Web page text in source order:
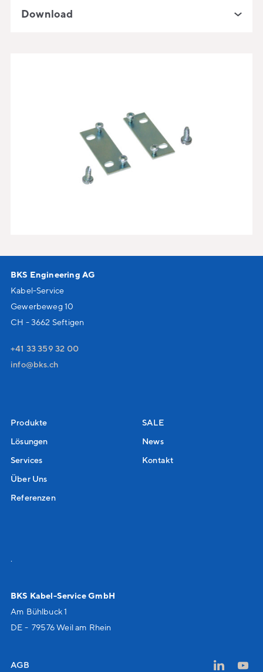
Download
BKS Engineering AG
Kabel-Service
Gewerbeweg 10
CH - 3662 Seftigen
+41 33 359 32 00
nf
bks ch
Produkte
Lösungen
Services
Über Uns
Referenzen
SALE
News
Kontakt
.
BKS Kabel-Service GmbH
Am Bühlbuck 1
DE - 79576 Weil am Rhein
AGB